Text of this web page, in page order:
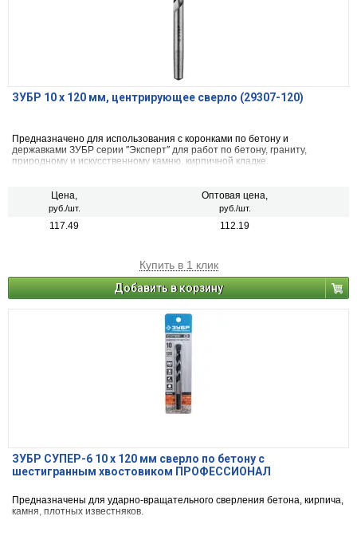
ЗУБР 10 x 120 мм, центрирующее сверло (29307-120)
Предназначено для использования с коронками по бетону и
державками ЗУБР серии ″Эксперт″ для работ по бетону, граниту,
природному и искусственному камню, кирпичной кладке.
Цена,
руб./шт.
Оптовая цена,
руб./шт.
117.49 112.19
Купить в 1 клик
Добавить в корзину
ЗУБР СУПЕР-6 10 x 120 мм сверло по бетону с
шестигранным хвостовиком ПРОФЕССИОНАЛ
Предназначены для ударно-вращательного сверления бетона, кирпича,
камня, плотных известняков.